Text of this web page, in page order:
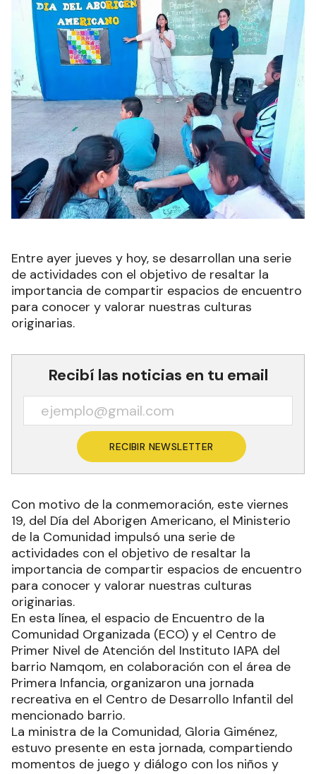
Entre ayer jueves y hoy, se desarrollan una serie
de actividades con el objetivo de resaltar la
importancia de compartir espacios de encuentro
para conocer y valorar nuestras culturas
originarias.
Recibí las noticias en tu email
RECIBIR NEWSLETTER
Con motivo de la conmemoración, este viernes
19, del Día del Aborigen Americano, el Ministerio
de la Comunidad impulsó una serie de
actividades con el objetivo de resaltar la
importancia de compartir espacios de encuentro
para conocer y valorar nuestras culturas
originarias.
En esta línea, el espacio de Encuentro de la
Comunidad Organizada (ECO) y el Centro de
Primer Nivel de Atención del Instituto IAPA del
barrio Namqom, en colaboración con el área de
Primera Infancia, organizaron una jornada
recreativa en el Centro de Desarrollo Infantil del
mencionado barrio.
La ministra de la Comunidad, Gloria Giménez,
estuvo presente en esta jornada, compartiendo
momentos de juego y diálogo con los niños y